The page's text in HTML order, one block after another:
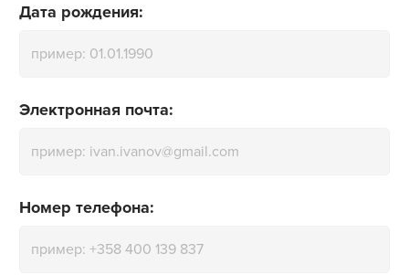
Дата рождения:
Электронная почта:
Номер телефона: